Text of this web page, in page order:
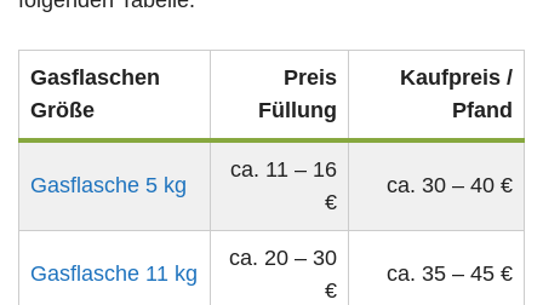
Gasflaschen
Größe
Preis
Füllung
Kaufpreis /
Pfand
Gasflasche 5 kg
ca. 11 – 16
€
ca. 30 – 40 €
Gasflasche 11 kg
ca. 20 – 30
€
ca. 35 – 45 €